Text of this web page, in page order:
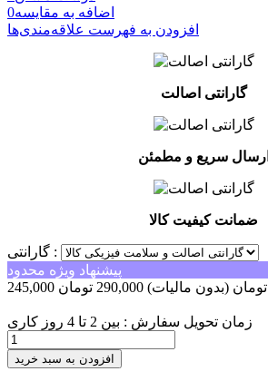
اضافه به مقایسه0
افزودن به فهرست علاقه‌مندی‌ها
گارانتی اصالت
ارسال سریع و مطمئن
ضمانت کیفیت کالا
گارانتی :
پیشنهاد ویژه محدود
245,000 تومان (بدون مالیات) 290,000 تومان
زمان تحویل سفارش : بین 2 تا 4 روز کاری
افزودن به سبد خرید